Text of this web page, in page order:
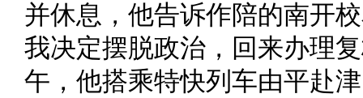
并休息，他告诉作陪的南开
我决定摆脱政治，回来办理
午，他搭乘特快列车由平赴